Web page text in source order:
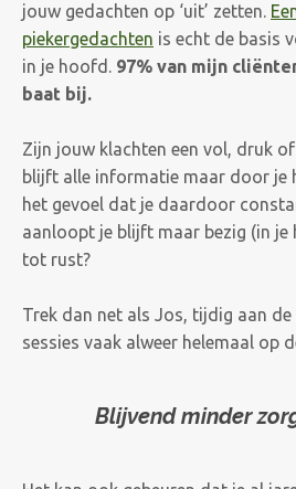
jouw gedachten op ‘uit’ zetten.
piekergedachten is echt de basis
in je hoofd. 97% van mijn
baat bij.
Zijn jouw klachten een vol, druk
blijft alle informatie maar door je
het gevoel dat je daardoor
aanloopt je blijft maar bezig (in je
tot rust?
Trek dan net als Jos, tijdig aan
sessies vaak alweer helemaal op
Blijvend minder